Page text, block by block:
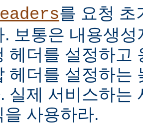
를 요청 초
. 보통은 내용생
헤더를 설정하고
헤더를 설정하는
실제 서비스하는
을 사용하라.